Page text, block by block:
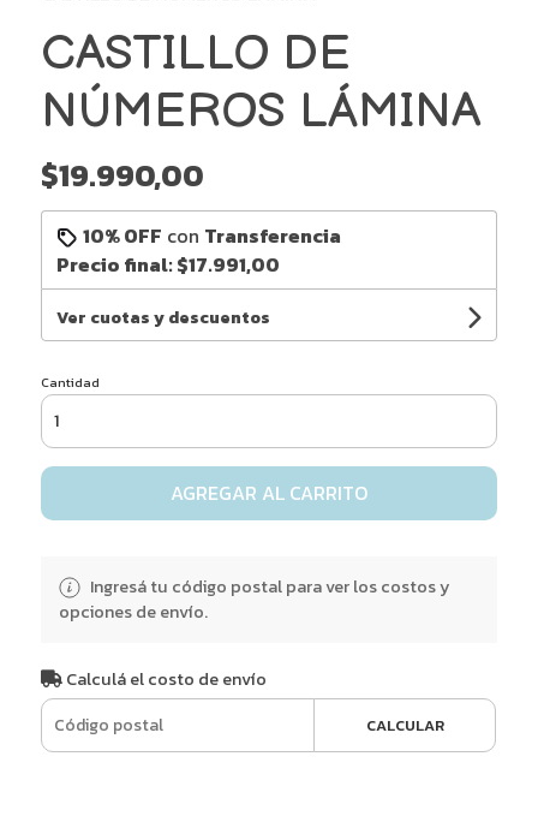
CASTILLO DE
NÚMEROS LÁMINA
$19.990,00
10% OFF con Transferencia
Precio final:$17.991,00
Ver cuotas y descuentos
Cantidad
AGREGAR AL CARRITO
Ingresá tu código postal para ver los costos y
opciones de envío.
Calculá el costo de envío
CALCULAR